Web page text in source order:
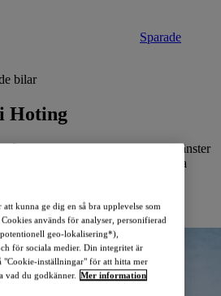
Sparade
bilar
Hoting
återförsäljare erbjuder vi en rad tjänster
och som syftar till att bibehålla
Nissan-bil.
kunna ge dig en så bra upplevelse som
används för analyser, personifierad
geo-lokalisering*),
för sociala medier. Din integritet är
inställningar" för att hitta mer
vad du godkänner. Mer information